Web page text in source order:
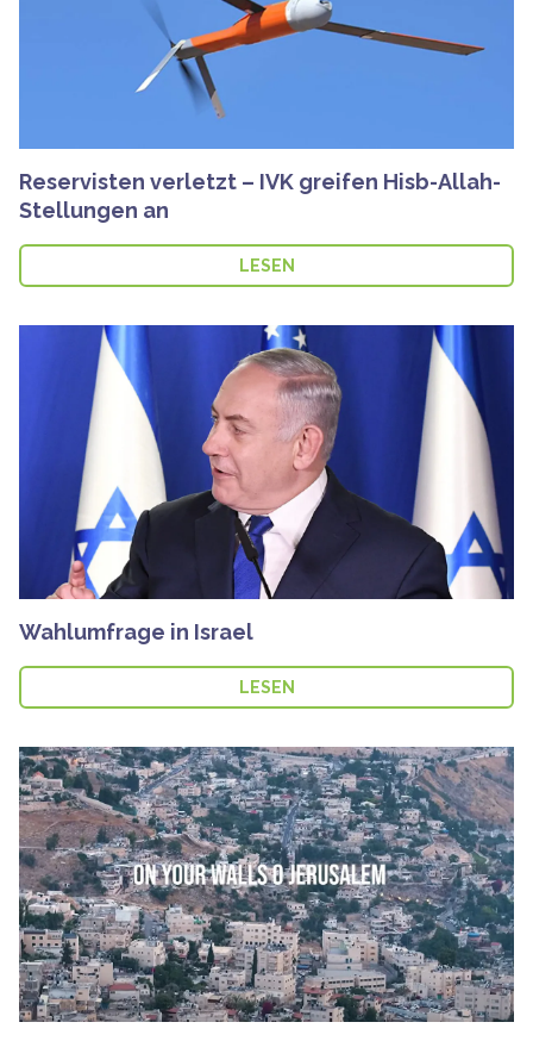
Reservisten verletzt – IVK greifen Hisb-Allah-
Stellungen an
LESEN
Wahlumfrage in Israel
LESEN